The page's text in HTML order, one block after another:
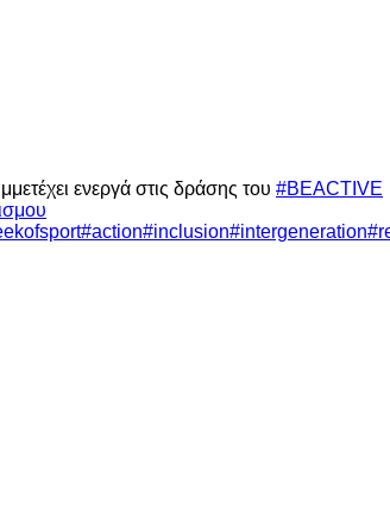
ενεργά στις δράσης του #BEACTIVE
#action#inclusion#intergeneration